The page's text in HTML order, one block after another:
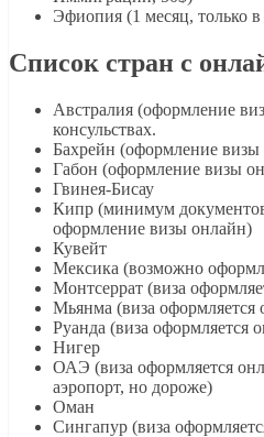
Эфиопия (1 месяц, только в
Список стран с
Австралия (оформление
консульствах.
Бахрейн (оформление визы
Габон (оформление визы
Гвинея-Бисау
Кипр (минимум
оформление визы онлайн)
Кувейт
Мексика (возможно
Монтсеррат (виза
Мьянма (виза оформляется
Руанда (виза оформляется
Нигер
ОАЭ (виза оформляется
аэропорт, но дороже)
Оман
Сингапур (виза